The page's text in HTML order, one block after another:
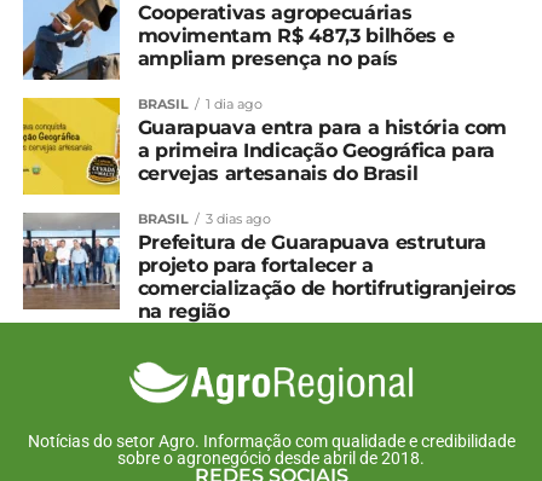
Cooperativas agropecuárias
movimentam R$ 487,3 bilhões e
ampliam presença no país
BRASIL 1 dia ago
Guarapuava entra para a história com
a primeira Indicação Geográfica para
cervejas artesanais do Brasil
BRASIL 3 dias ago
Prefeitura de Guarapuava estrutura
projeto para fortalecer a
comercialização de hortifrutigranjeiros
na região
Notícias do setor Agro. Informação com qualidade e credibilidade
sobre o agronegócio desde abril de 2018.
REDES SOCIAIS